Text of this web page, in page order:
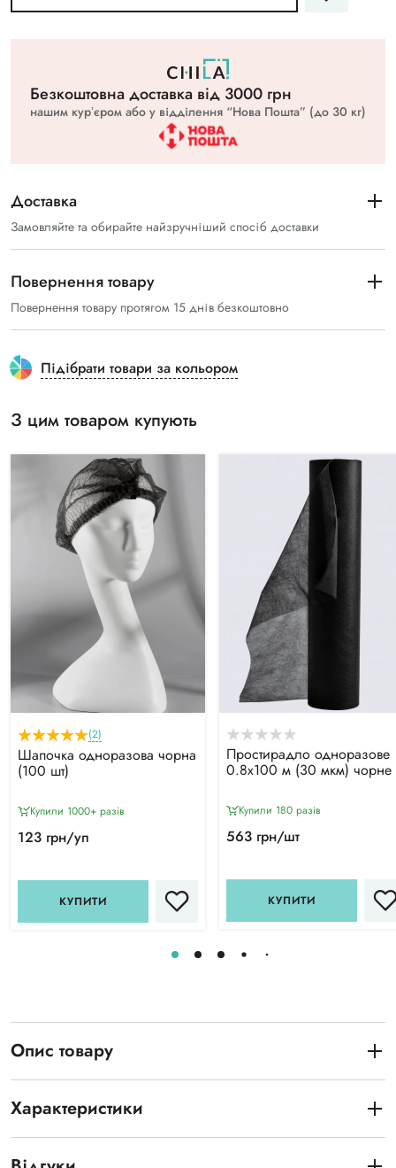
Безкоштовна доставка вiд 3000 грн
нашим курʼєром або у відділення “Нова Пошта” (до 30 кг)
Доставка
Замовляйте та обирайте найзручніший спосіб доставки
Повернення товару
Повернення товару протягом 15 днів безкоштовно
Підібрати товари за кольором
З цим товаром купують
(2)
Шапочка одноразова чорна
(100 шт)
Купили 1000+ разiв
123 грн/уп
КУПИТИ
Простирадло одноразове
0.8х100 м (30 мкм) чорне
Купили 180 разiв
563 грн/шт
КУПИТИ
Опис товару
Характеристики